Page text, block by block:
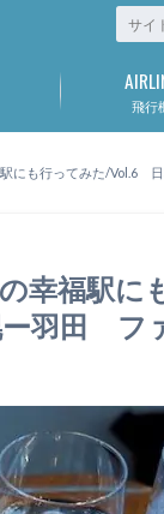
飛行
駅にも行ってみた/Vol.6
幸福駅に
羽田 フ